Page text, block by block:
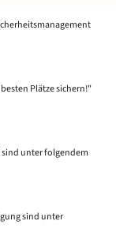
Plätze sichern!"
sind unter folgendem
sind unter